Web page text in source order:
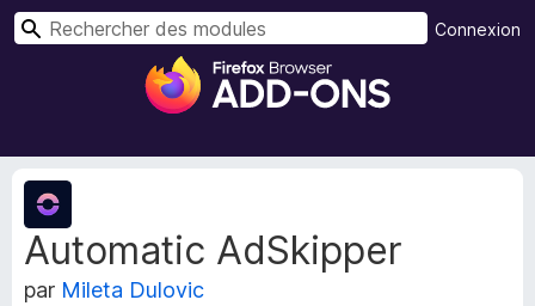
M
o
u
s
p
Connexion
R
Automatic AdSkipper
par Mileta Dulovic
M
t
a
d